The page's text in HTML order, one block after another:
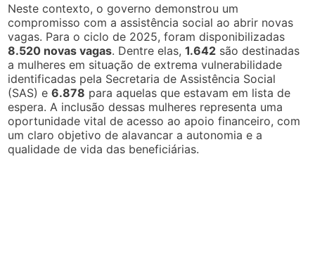
Neste contexto, o governo demonstrou um
compromisso com a assistência social ao abrir novas
vagas. Para o ciclo de 2025, foram disponibilizadas
8.520 novas vagas. Dentre elas,1.642 são destinadas
a mulheres em situação de extrema vulnerabilidade
identificadas pela Secretaria de Assistência Social
(SAS) e6.878 para aquelas que estavam em lista de
espera. A inclusão dessas mulheres representa uma
oportunidade vital de acesso ao apoio financeiro, com
um claro objetivo de alavancar a autonomia e a
qualidade de vida das beneficiárias.